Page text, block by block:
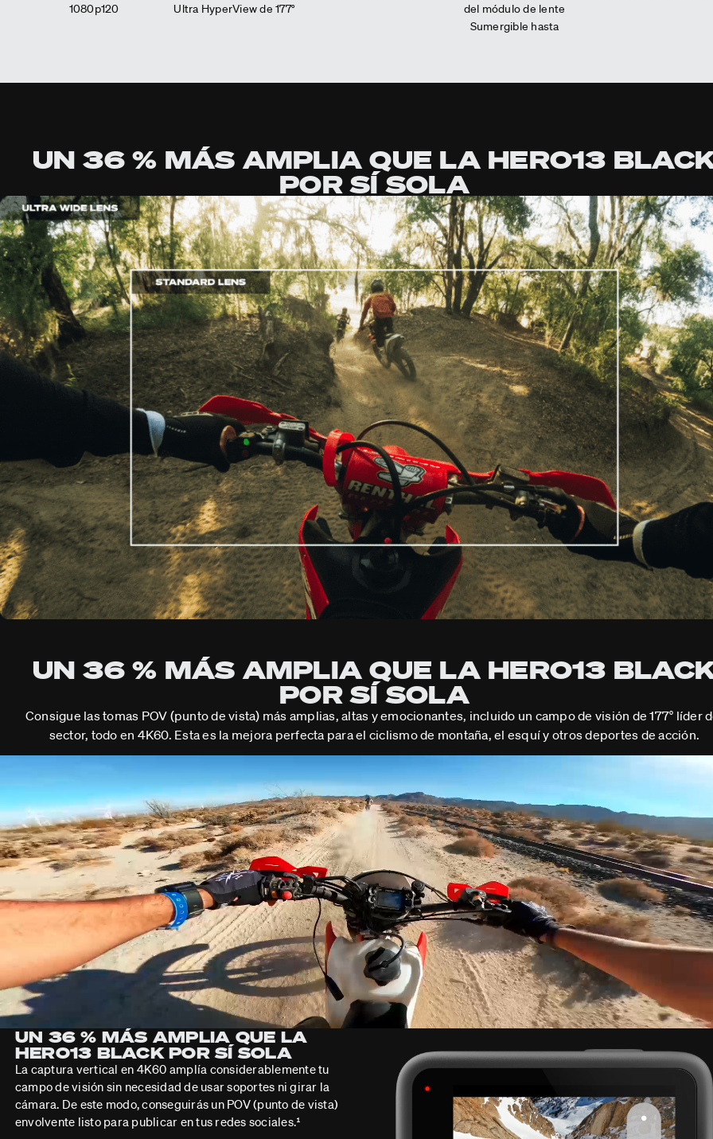
1080p120
Ultra HyperView de 177°
del módulo de lente
Sumergible hasta
UN 36 % MÁS AMPLIA QUE LA HERO13
POR SÍ SOLA
UN 36 % MÁS AMPLIA QUE LA HERO13
POR SÍ SOLA
Consigue las tomas POV (punto de vista) más amplias, altas y emocionantes, incluido un campo de visión de 177° líder
sector, todo en 4K60. Esta es la mejora perfecta para el ciclismo de montaña, el esquí y otros deportes de acción.
UN 36 % MÁS AMPLIA QUE LA
HERO13 BLACK POR SÍ SOLA
La captura vertical en 4K60 amplía considerablemente tu
campo de visión sin necesidad de usar soportes ni girar la
cámara. De este modo, conseguirás un POV (punto de vista)
envolvente listo para publicar en tus redes sociales.¹